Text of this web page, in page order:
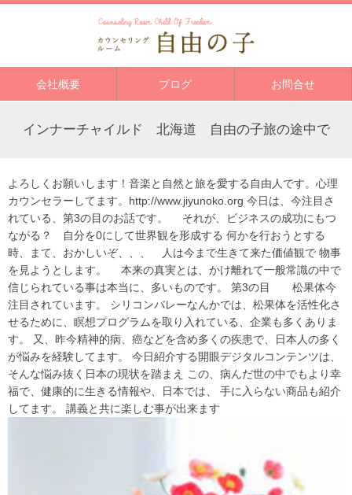
会社概要 ブログ お問合せ
インナーチャイルド 北海道 自由の子旅の途中で
よろしくお願いします！音楽と自然と旅を愛する自由人です。心理
カウンセラーしてます。http://www.jiyunoko.org 今日は、今注目さ
れている、第3の目のお話です。 それが、ビジネスの成功にもつ
ながる？ 自分を0にして世界観を形成する 何かを行おうとする
時、まて、おかしいぞ、、、 人は今まで生きて来た価値観で 物事
を見ようとします。 本来の真実とは、かけ離れて一般常識の中で
信じられている事は本当に、多いものです。 第3の目 松果体今
注目されています。 シリコンバレーなんかでは、松果体を活性化さ
せるために、瞑想プログラムを取り入れている、企業も多くありま
す。 又、昨今精神的病、癌などを含め多くの疾患で、日本人の多く
が悩みを経験してます。 今日紹介する開眼デジタルコンテンツは、
そんな悩み抜く日本の現状を踏まえ この、病んだ世の中でもより幸
福で、健康的に生きる情報や、日本では、 手に入らない商品も紹介
してます。 講義と共に楽しむ事が出来ます